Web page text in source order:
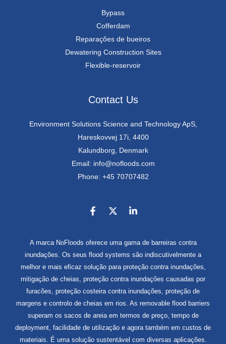
Bypass
Cofferdam
Reparações de bueiros
Dewatering Construction Sites
Flexible-reservoir
Contact Us
Environment Solutions Science and Technology ApS,
Hareskovvej 17i, 4400
Kalundborg, Denmark
Email: info@nofloods.com
Phone: +45 70707482
A marca NoFloods oferece uma gama de barreiras contra
inundações. Os seus flood systems são indiscutivelmente a
melhor e mais eficaz solução para proteção contra inundações,
mitigação de cheias, proteção contra inundações causadas por
furacões, proteção costeira contra inundações, proteção de
margens e controlo de cheias em rios. As removable flood barriers
superam os sacos de areia em termos de preço, tempo de
deployment, facilidade de utilização e agora também em custos de
materiais. É uma solução sustentável com diversas aplicações.